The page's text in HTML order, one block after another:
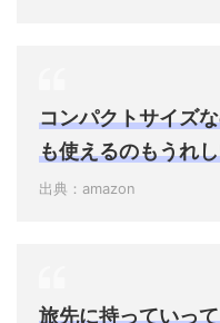
コンパクトサイズ
も使えるのもうれ
出典：amazon
旅先に持っていっ